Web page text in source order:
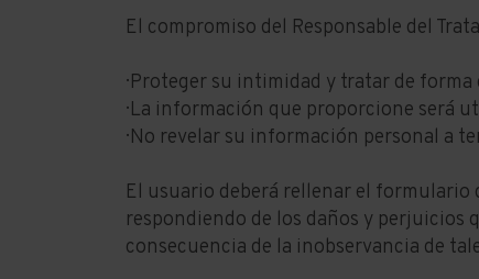
El compromiso del Responsable del
· Proteger su intimidad y tratar de
· La información que proporcione será
· No revelar su información personal a
El usuario deberá rellenar el formulario
respondiendo de los daños y perjuicios
consecuencia de la inobservancia de